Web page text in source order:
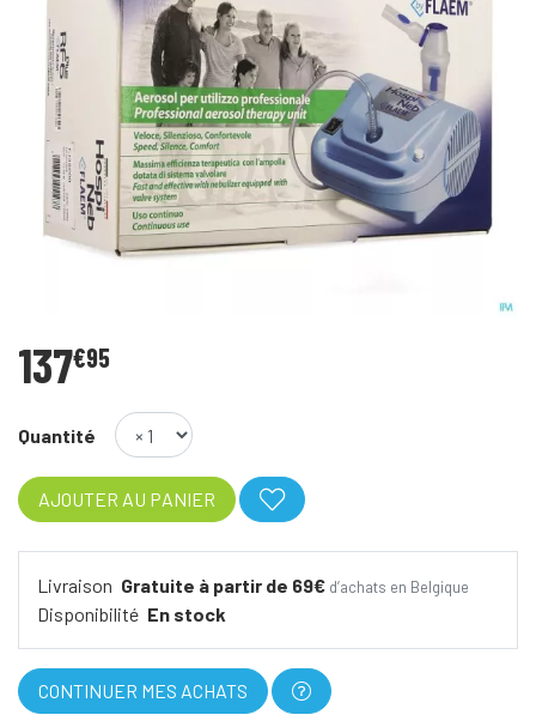
137€95
Quantité
AJOUTER AU PANIER
Livraison Gratuite à partir de 69€ d’achats en Belgique
Disponibilité En stock
CONTINUER MES ACHATS